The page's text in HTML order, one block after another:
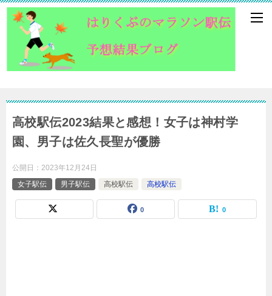
高校駅伝2023結果と感想！女子は神村学
園、男子は佐久長聖が優勝
公開日： 2023年12月24日
女子駅伝
男子駅伝 高校駅伝 高校駅伝
0 0